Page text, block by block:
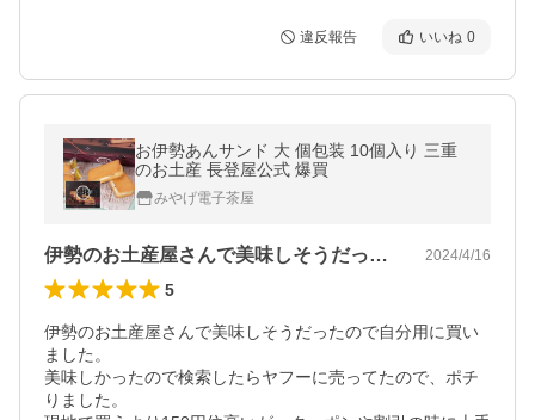
違反報告 いいね 0
お伊勢あんサンド 大 個包装 10個入り 三重
のお土産 長登屋公式 爆買
みやげ電子茶屋
伊勢のお土産屋さんで美味しそうだったの… 2024/4/16
5
伊勢のお土産屋さんで美味しそうだったので自分用に買い
ました。
美味しかったので検索したらヤフーに売ってたので、ポチ
りました。